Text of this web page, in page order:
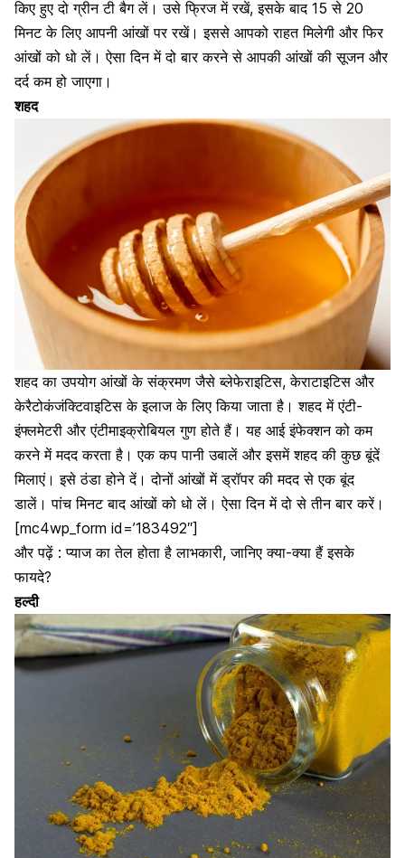
किए हुए दो ग्रीन टी बैग लें। उसे फ्रिज में रखें, इसके बाद 15 से 20
मिनट के लिए आपनी आंखों पर रखें। इससे आपको राहत मिलेगी और फिर
आंखों को धो लें। ऐसा दिन में दो बार करने से आपकी आंखों की सूजन और
दर्दकम हो जाएगा।
शहद
शहद का उपयोग आंखों के संक्रमण जैसे ब्लेफेराइटिस, केराटाइटिस और
केरैटोकंजंक्टिवाइटिस के इलाज के लिए किया जाता है। शहद में एंटी-
इंफ्लमेटरी और एंटीमाइक्रोबियल गुण होते हैं। यह आई इंफेक्शन को कम
करने में मदद करता है। एक कप पानी उबालें और इसमें शहद की कुछ बूंदें
मिलाएं। इसे ठंडा होने दें। दोनों आंखों में ड्रॉपर की मदद से एक बूंद
डालें। पांच मिनट बाद आंखों को धो लें। ऐसा दिन में दो से तीन बार करें।
[mc4wp_form id=’183492″]
और पढ़ें : प्याज का तेल होता है लाभकारी, जानिए क्या-क्या हैं इसके
फायदे?
हल्दी